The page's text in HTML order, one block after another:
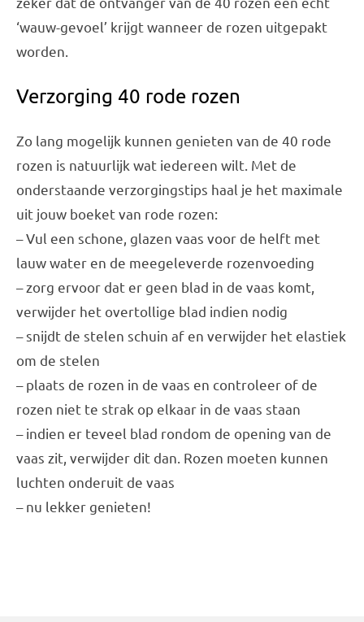
‘wauw-gevoel’ krijgt wanneer de rozen uitgepakt
worden.
Verzorging 40 rode rozen
Zo lang mogelijk kunnen genieten van de 40 rode
rozen is natuurlijk wat iedereen wilt. Met de
onderstaande verzorgingstips haal je het maximale
uit jouw boeket van rode rozen:
– Vul een schone, glazen vaas voor de helft met
lauw water en de meegeleverde rozenvoeding
– zorg ervoor dat er geen blad in de vaas komt,
verwijder het overtollige blad indien nodig
– snijdt de stelen schuin af en verwijder het elastiek
om de stelen
– plaats de rozen in de vaas en controleer of de
rozen niet te strak op elkaar in de vaas staan
– indien er teveel blad rondom de opening van de
vaas zit, verwijder dit dan. Rozen moeten kunnen
luchten onderuit de vaas
– nu lekker genieten!